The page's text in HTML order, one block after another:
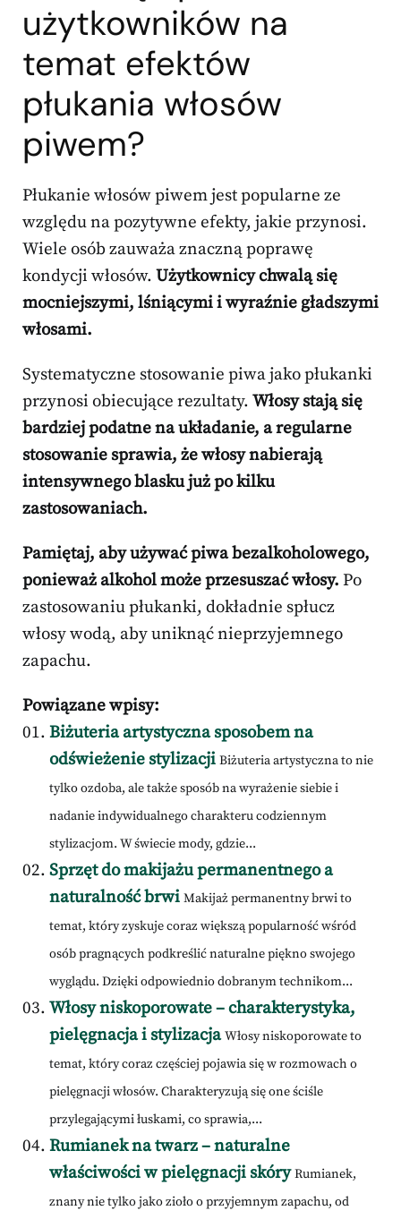
użytkowników na
temat efektów
płukania włosów
piwem?
Płukanie włosów piwem jest popularne ze
względu na pozytywne efekty, jakie przynosi.
Wiele osób zauważa znaczną poprawę
kondycji włosów. Użytkownicy chwalą się
mocniejszymi, lśniącymi i wyraźnie gładszymi
włosami.
Systematyczne stosowanie piwa jako płukanki
przynosi obiecujące rezultaty. Włosy stają się
bardziej podatne na układanie, a regularne
stosowanie sprawia, że włosy nabierają
intensywnego blasku już po kilku
zastosowaniach.
Pamiętaj, aby używać piwa bezalkoholowego,
ponieważ alkohol może przesuszać włosy. Po
zastosowaniu płukanki, dokładnie spłucz
włosy wodą, aby uniknąć nieprzyjemnego
zapachu.
Powiązane wpisy:
Biżuteria artystyczna sposobem na
odświeżenie stylizacji Biżuteria artystyczna to nie
tylko ozdoba, ale także sposób na wyrażenie siebie i
nadanie indywidualnego charakteru codziennym
stylizacjom. W świecie mody, gdzie...
Sprzęt do makijażu permanentnego a
naturalność brwi Makijaż permanentny brwi to
temat, który zyskuje coraz większą popularność wśród
osób pragnących podkreślić naturalne piękno swojego
wyglądu. Dzięki odpowiednio dobranym technikom...
Włosy niskoporowate – charakterystyka,
pielęgnacja i stylizacja Włosy niskoporowate to
temat, który coraz częściej pojawia się w rozmowach o
pielęgnacji włosów. Charakteryzują się one ściśle
przylegającymi łuskami, co sprawia,...
Rumianek na twarz – naturalne
właściwości w pielęgnacji skóry Rumianek,
znany nie tylko jako zioło o przyjemnym zapachu, od